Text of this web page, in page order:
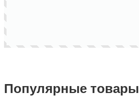
Популярные товары